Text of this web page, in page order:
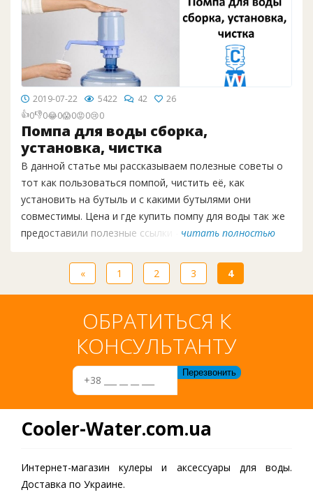
2019-07-22 5422 42
26
👍0👎0😂0😱0😡0😢0
Помпа для воды сборка,
установка, чистка
В данной статье мы рассказываем полезные советы о
тот как пользоваться помпой, чистить её, как
установить на бутыль и с какими бутылями они
совместимы. Цена и где купить помпу для воды так же
предоставили полезные ссылки - Cooler-Water
читать полностью
« 1 2 3 4
ОБРАТИТЬСЯ К
КОНСУЛЬТАНТУ
Cooler-Water.com.ua
Интернет-магазин кулеры и аксессуары для воды.
Доставка по Украине.